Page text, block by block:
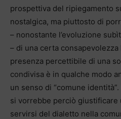
prospettiva del ripiegamento
nostalgica, ma piuttosto di
– nonostante l’evoluzione
– di una certa consapevolezza
presenza percettibile di una
condivisa è in qualche modo
un senso di “comune
si vorrebbe perciò giustificare
servirsi del dialetto nella